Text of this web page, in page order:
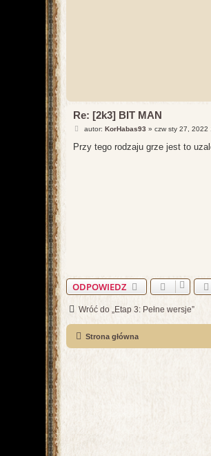
Re: [2k3] BIT MAN
P
s
autor: KorHabas93 » czw sty 27, 2022
Przy tego rodzaju grze jest to
ODPOWIEDZ
Wróć do „Etap 3: Pełne wersje”
Strona główna